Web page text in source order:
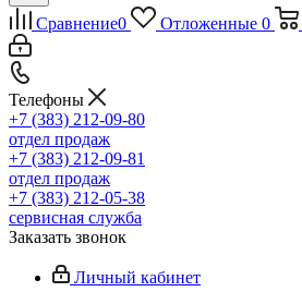
Сравнение0 Отложенные 0
Телефоны
+7 (383) 212-09-80
отдел продаж
+7 (383) 212-09-81
отдел продаж
+7 (383) 212-05-38
сервисная служба
Заказать звонок
Личный кабинет